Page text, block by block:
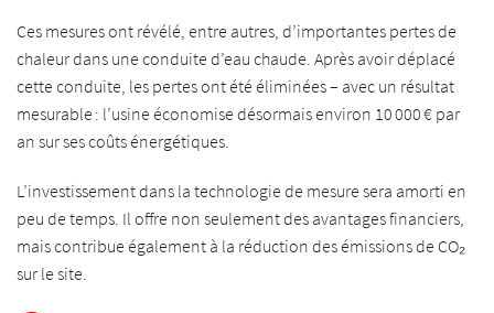
Ces mesures ont révélé, entre autres, d’importantes pertes de
chaleur dans une conduite d’eau chaude. Après avoir déplacé
cette conduite, les pertes ont été éliminées – avec un résultat
mesurable : l’usine économise désormais environ 10 000 € par
an sur ses coûts énergétiques.
L’investissement dans la technologie de mesure sera amorti en
peu de temps. Il offre non seulement des avantages financiers,
mais contribue également à la réduction des émissions de CO₂
sur le site.